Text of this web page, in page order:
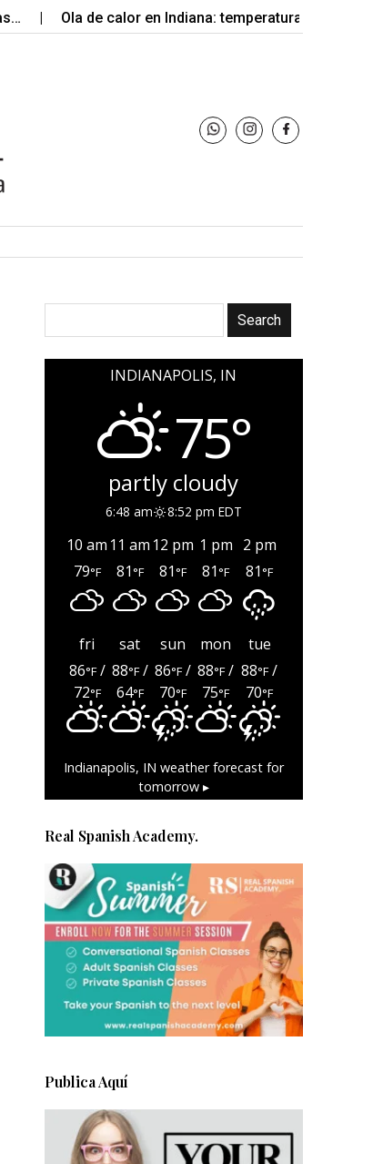
Ola de calor en Indiana: temperaturas extremas y…
INDIANAPOLIS, IN
75°
partly cloudy
6:48 am 8:52 pm EDT
10 am 11 am 12 pm 1 pm 2 pm
79°F 81 °F 81 °F 81 °F 81 °F
fri sat sun mon
tue
86°F/
72°F
88°F/
64°F
86°F/
70°F
88°F/
75°F
88°F/
70°F
Indianapolis, IN weather forecast for
tomorrow ▸
Real Spanish Academy.
Publica Aquí